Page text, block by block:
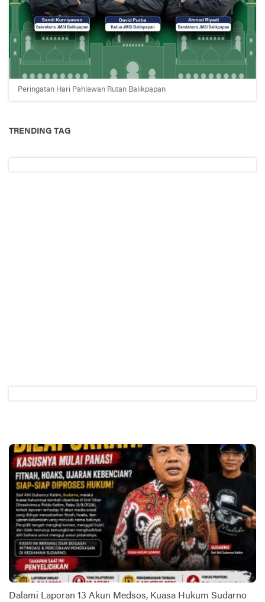
Peringatan Hari Pahlawan Rutan Balikpapan
TRENDING TAG
Dalami Laporan 13 Akun Medsos, Kuasa Hukum Sudarno